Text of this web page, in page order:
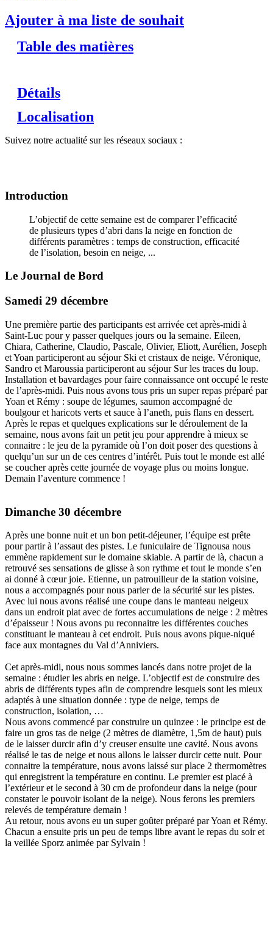
Ajouter à ma liste de souhait
Table des matières
Détails
Localisation
Suivez notre actualité sur les réseaux sociaux :
Introduction
L’objectif de cette semaine est de comparer l’efficacité
de plusieurs types d’abri dans la neige en fonction de
différents paramètres : temps de construction, efficacité
de l’isolation, besoin en neige, ...
Le Journal de Bord
Samedi 29 décembre
Une première partie des participants est arrivée cet après-midi à
Saint-Luc pour y passer quelques jours ou la semaine. Eileen,
Chiara, Catherine, Claudio, Pascale, Olivier, Eliott, Aurélien, Joseph
et Yoan participeront au séjour Ski et cristaux de neige. Véronique,
Sandro et Maroussia participeront au séjour Sur les traces du loup.
Installation et bavardages pour faire connaissance ont occupé le reste
de l’après-midi. Puis nous avons tous pris un super repas préparé par
Yoan et Rémy : soupe de légumes, saumon accompagné de
boulgour et haricots verts et sauce à l’aneth, puis flans en dessert.
Après le repas et quelques explications sur le déroulement de la
semaine, nous avons fait un petit jeu pour apprendre à mieux se
connaitre : le jeu de la pyramide où l’on doit poser des questions à
quelqu’un sur un de ces centres d’intérêt. Puis tout le monde est allé
se coucher après cette journée de voyage plus ou moins longue.
Demain l’aventure commence !
Dimanche 30 décembre
Après une bonne nuit et un bon petit-déjeuner, l’équipe est prête
pour partir à l’assaut des pistes. Le funiculaire de Tignousa nous
emmène rapidement sur le domaine skiable. A partir de là, chacun a
retrouvé ses sensations de glisse à son rythme et tout le monde s’en
ai donné à cœur joie. Etienne, un patrouilleur de la station voisine,
nous a accompagnés pour nous parler de la sécurité sur les pistes.
Avec lui nous avons réalisé une coupe dans le manteau neigeux
dans un endroit plat avec de fortes accumulations de neige : 2 mètres
d’épaisseur ! Nous avons pu reconnaitre les différentes couches
constituant le manteau à cet endroit. Puis nous avons pique-niqué
face aux montagnes du Val d’Anniviers.
Cet après-midi, nous nous sommes lancés dans notre projet de la
semaine : étudier les abris en neige. L’objectif est de construire des
abris de différents types afin de comprendre lesquels sont les mieux
adaptés à une situation donnée : type de neige, temps de
construction, isolation, …
Nous avons commencé par construire un quinzee : le principe est de
faire un gros tas de neige (2 mètres de diamètre, 1,5m de haut) puis
de le laisser durcir afin d’y creuser ensuite une cavité. Nous avons
réalisé le tas de neige et nous allons le laisser durcir cette nuit. Pour
connaitre la température, nous avons laissé sur place 2 thermomètres
qui enregistrent la température en continu. Le premier est placé à
l’extérieur et le second à 30 cm de profondeur dans la neige (pour
constater le pouvoir isolant de la neige). Nous ferons les premiers
relevés de température demain !
Au retour, nous avons eu un super goûter préparé par Yoan et Rémy.
Chacun a ensuite pris un peu de temps libre avant le repas du soir et
la veillée Sporz animée par Sylvain !